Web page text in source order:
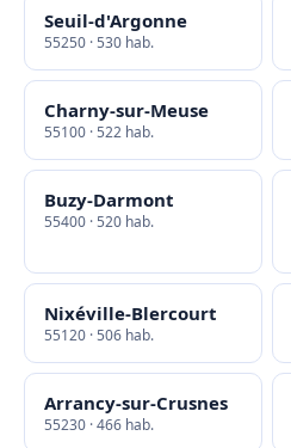
Seuil-d'Argonne
55250 · 530 hab.
Charny-sur-Meuse
55100 · 522 hab.
Buzy-Darmont
55400 · 520 hab.
Nixéville-Blercourt
55120 · 506 hab.
Arrancy-sur-Crusnes
55230 · 466 hab.